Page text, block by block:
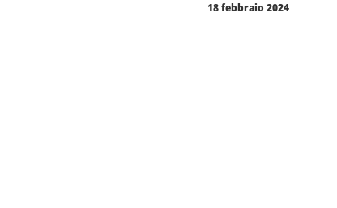
18 febbraio 2024